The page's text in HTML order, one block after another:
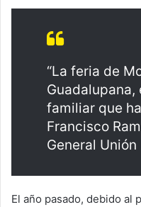
“La feria de
Guadalupana,
familiar que
Francisco
General
El año pasado, debido al